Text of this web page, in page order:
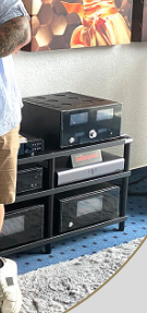
hervorragende
der T1
Liebhaber
Satinweiß und